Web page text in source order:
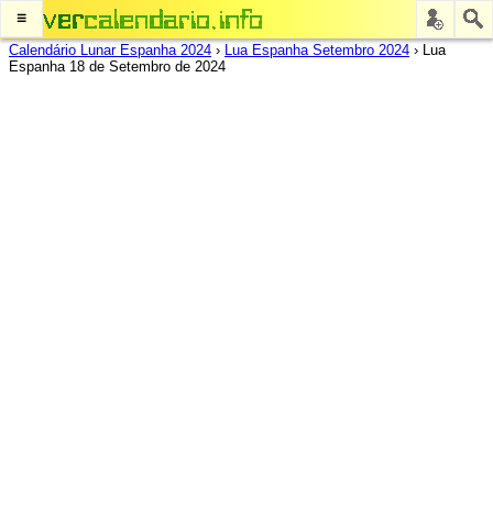
≡
Calendário Lunar Espanha 2024 › Lua Espanha Setembro 2024 › Lua
Espanha 18 de Setembro de 2024